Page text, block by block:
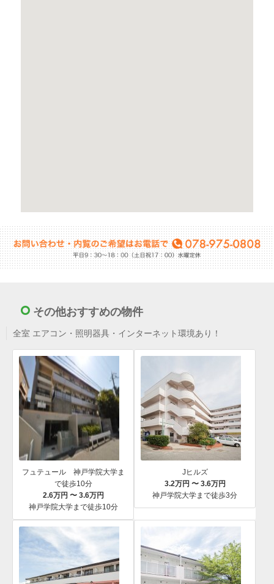
その他おすすめの物件
全室 エアコン・照明器具・インターネット環境あり！
フュテュール 神戸学院大学ま
で徒歩10分
2.6万円 〜 3.6万円
神戸学院大学まで徒歩10分
Jヒルズ
3.2万円 〜 3.6万円
神戸学院大学まで徒歩3分